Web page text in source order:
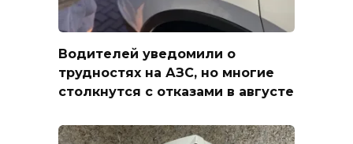
Водителей уведомили о
трудностях на АЗС, но многие
столкнутся с отказами в августе